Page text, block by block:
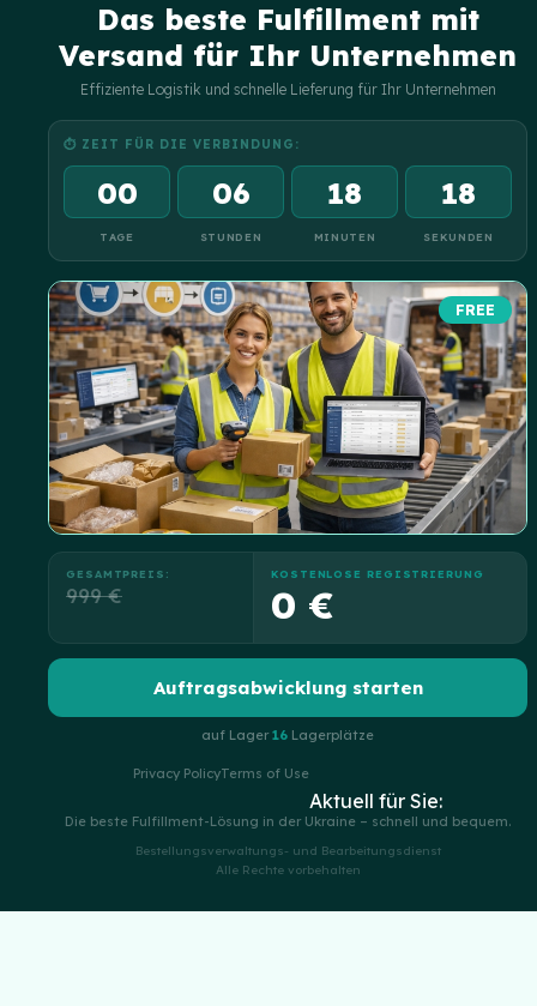
Das beste Fulfillment mit
Versand für Ihr Unternehmen
Effiziente Logistik und schnelle Lieferung für Ihr Unternehmen
⏱ ZEIT FÜR DIE VERBINDUNG:
00
TAGE
06
STUNDEN
18
MINUTEN
17
SEKUNDEN
FREE
GESAMTPREIS:
999 €
KOSTENLOSE REGISTRIERUNG
0 €
Auftragsabwicklung starten
auf Lager 16 Lagerplätze
Privacy PolicyTerms of Use
Aktuell für Sie:
Die beste Fulfillment-Lösung in der Ukraine – schnell und bequem.
Bestellungsverwaltungs- und Bearbeitungsdienst
Alle Rechte vorbehalten